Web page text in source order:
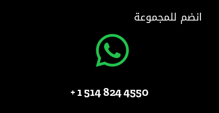
انضم للمجموعة
4550 824 514 1 +